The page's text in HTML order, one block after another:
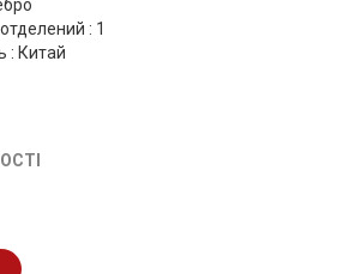
: 1
: Китай